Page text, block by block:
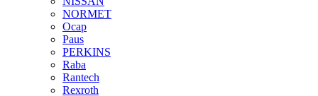
NORMET
Ocap
Paus
PERKINS
Raba
Rantech
Rexroth